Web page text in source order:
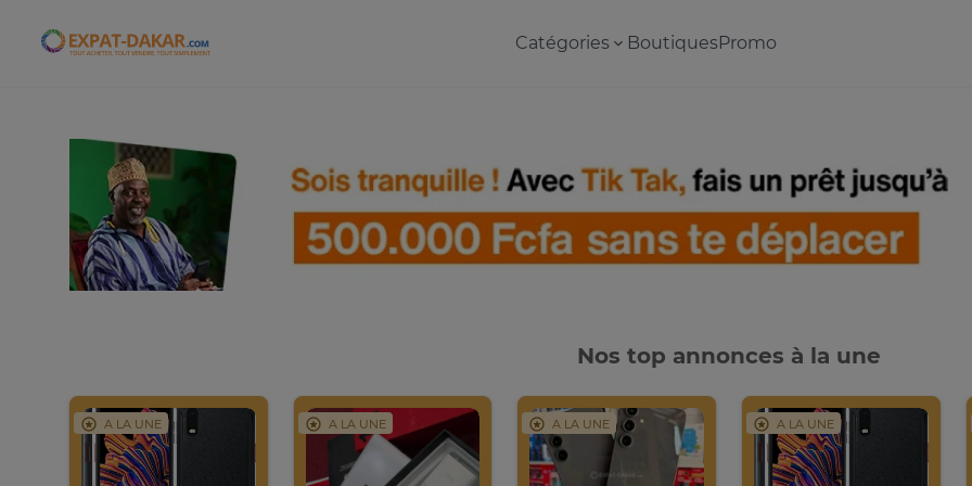
Expat-Dakar Catégories BoutiquesPromo
Nos top annonces à la une
A LA UNE A LA UNE A LA UNE A LA UNE